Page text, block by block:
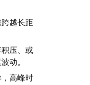
越长距
压、或
动。
高峰时